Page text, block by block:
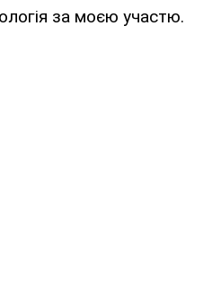
за моєю участю.